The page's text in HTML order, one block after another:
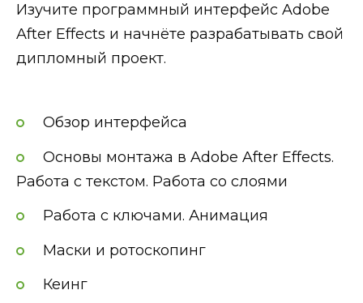
Изучите программный интерфейс Adobe
After Effects и начнёте разрабатывать свой
дипломный проект.
Обзор интерфейса
Основы монтажа в Adobe After Effects.
Работа с текстом. Работа со слоями
Работа с ключами. Анимация
Маски и ротоскопинг
Кеинг